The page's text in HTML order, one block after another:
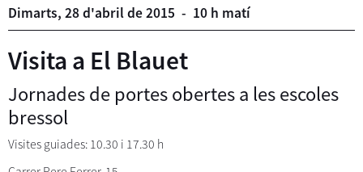
Dimarts, 28d'abrilde2015 - 10 h matí
Visita a El Blauet
Jornades de portes obertes a les escoles
bressol
Visites guiades: 10.30 i 17.30 h